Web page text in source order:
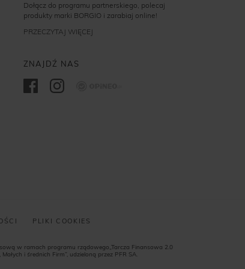
Dołącz do programu partnerskiego, polecaj
produkty marki BORGIO i zarabiaj online!
PRZECZYTAJ WIĘCEJ
ZNAJDŹ NAS
PLIKI COOKIES
w ramach programu rządowego„Tarcza Finansowa 2.0
i średnich Firm”, udzieloną przez PFR SA.